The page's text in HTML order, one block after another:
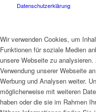
Datenschutzerklärung
Wir verwenden Cookies, um
Funktionen für soziale Medien
unsere Webseite zu
Verwendung unserer Webseite
Werbung und Analysen weiter.
möglicherweise mit weiteren
haben oder die sie im Rahmen